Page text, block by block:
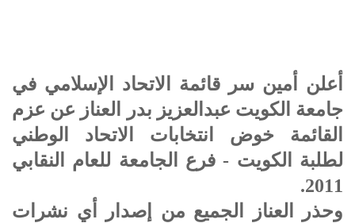
أعلن أمين سر قائمة الاتحاد الإسلامي في
جامعة الكويت عبدالعزيز بدر العناز عن عزم
القائمة خوض انتخابات الاتحاد الوطني
لطلبة الكويت - فرع الجامعة للعام النقابي
2011.
وحذر العناز الجميع من إصدار أي نشرات